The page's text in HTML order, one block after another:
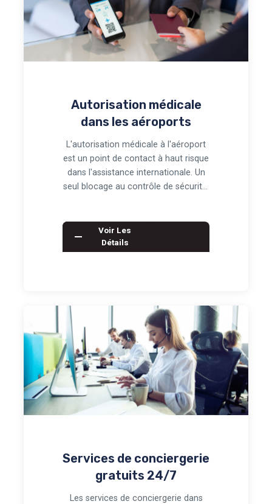
Autorisation médicale
dans les aéroports
L'autorisation médicale à l'aéroport
est un point de contact à haut risque
dans l'assistance internationale. Un
seul blocage au contrôle de sécurité,
Voir Les
Détails
Services de conciergerie
gratuits 24/7
Les services de conciergerie dans